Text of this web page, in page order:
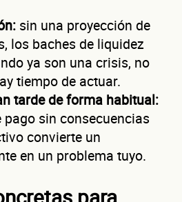
sin una proyección de
los baches de liquidez
ya son una crisis, no
tiempo de actuar.
tarde de forma habitual:
sin consecuencias
convierte un
en un problema tuyo.